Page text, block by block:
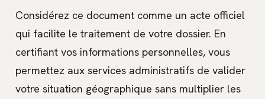
Considérez ce document comme un acte officiel
qui facilite le traitement de votre dossier. En
certifiant vos informations personnelles, vous
permettez aux services administratifs de valider
votre situation géographique sans multiplier les